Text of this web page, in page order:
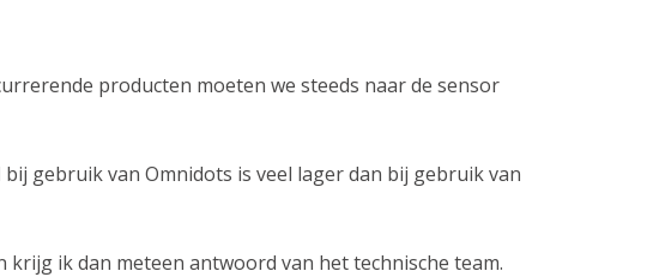
producten moeten we steeds naar de sensor
bij gebruik van Omnidots is veel lager dan bij gebruik van
ik dan meteen antwoord van het technische team.